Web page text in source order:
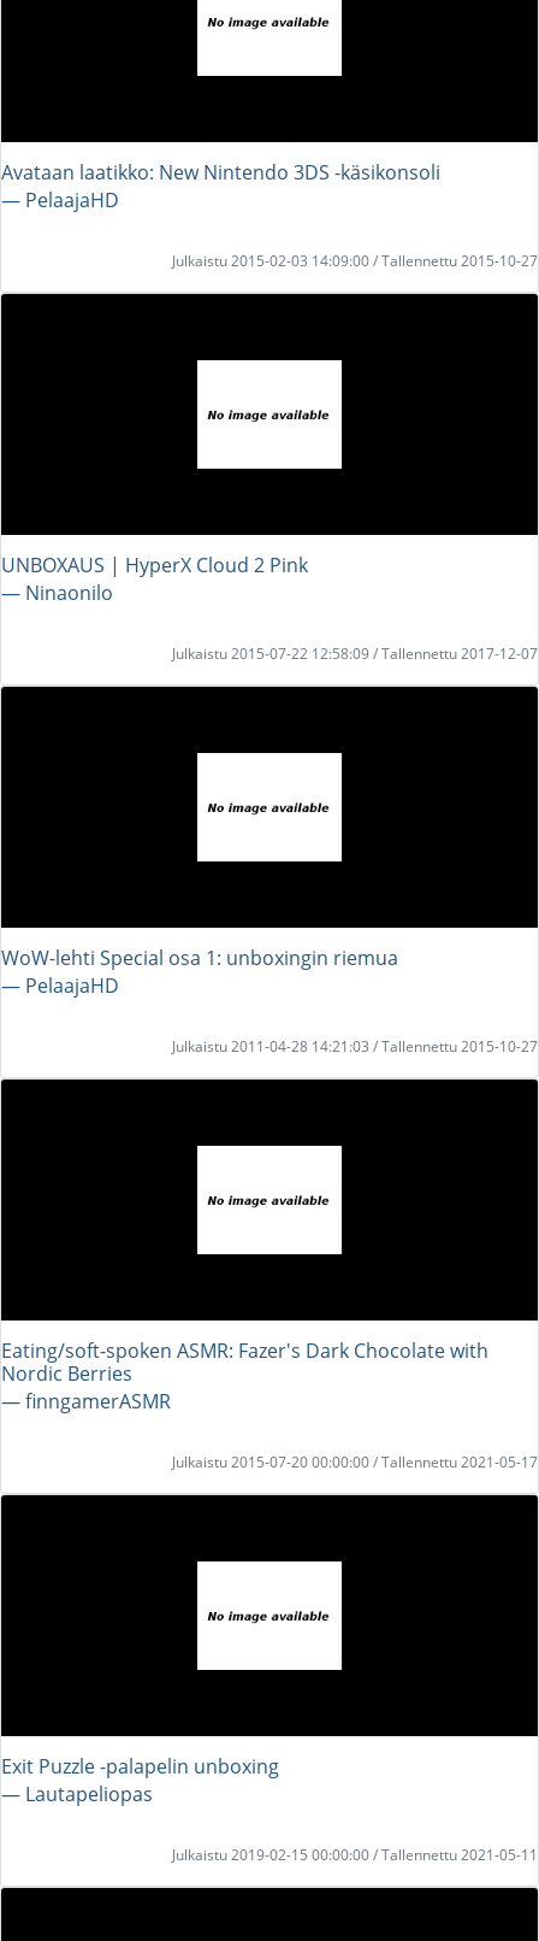
Avataan laatikko: New Nintendo 3DS -käsikonsoli
― PelaajaHD
Julkaistu 2015-02-03 14:09:00 / Tallennettu 2015-10-27
UNBOXAUS | HyperX Cloud 2 Pink
― Ninaonilo
Julkaistu 2015-07-22 12:58:09 / Tallennettu 2017-12-07
WoW-lehti Special osa 1: unboxingin riemua
― PelaajaHD
Julkaistu 2011-04-28 14:21:03 / Tallennettu 2015-10-27
Eating/soft-spoken ASMR: Fazer's Dark Chocolate with
Nordic Berries
― finngamerASMR
Julkaistu 2015-07-20 00:00:00 / Tallennettu 2021-05-17
Exit Puzzle -palapelin unboxing
― Lautapeliopas
Julkaistu 2019-02-15 00:00:00 / Tallennettu 2021-05-11